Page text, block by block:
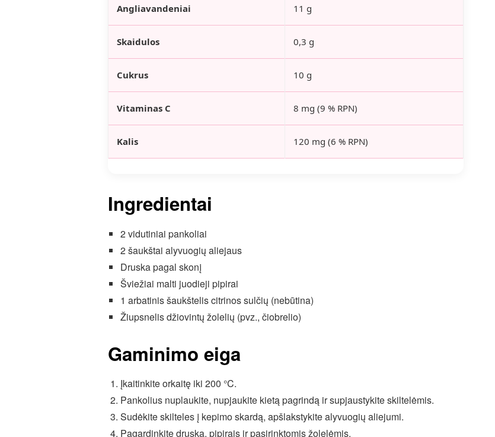
Angliavandeniai 11 g
Skaidulos 0,3 g
Cukrus 10 g
Vitaminas C 8 mg (9 % RPN)
Kalis 120 mg (6 % RPN)
Ingredientai
2 vidutiniai pankoliai
2 šaukštai alyvuogių aliejaus
Druska pagal skonį
Šviežiai malti juodieji pipirai
1 arbatinis šaukštelis citrinos sulčių (nebūtina)
Žiupsnelis džiovintų žolelių (pvz., čiobrelio)
Gaminimo eiga
Įkaitinkite orkaitę iki 200 °C.
Pankolius nuplaukite, nupjaukite kietą pagrindą ir supjaustykite skiltelėmis.
Sudėkite skilteles į kepimo skardą, apšlakstykite alyvuogių aliejumi.
Pagardinkite druska, pipirais ir pasirinktomis žolelėmis.